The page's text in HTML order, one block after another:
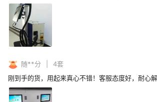
随**分 4套
刚到手的货，用起来真心不错！客服态度好，耐心